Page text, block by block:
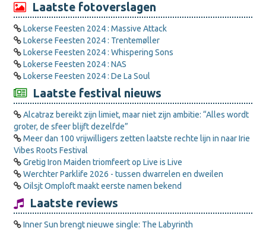
Laatste fotoverslagen
Lokerse Feesten 2024 : Massive Attack
Lokerse Feesten 2024 : Trentemøller
Lokerse Feesten 2024 : Whispering Sons
Lokerse Feesten 2024 : NAS
Lokerse Feesten 2024 : De La Soul
Laatste festival nieuws
Alcatraz bereikt zijn limiet, maar niet zijn ambitie: “Alles wordt
groter, de sfeer blijft dezelfde”
Meer dan 100 vrijwilligers zetten laatste rechte lijn in naar Irie
Vibes Roots Festival
Gretig Iron Maiden triomfeert op Live is Live
Werchter Parklife 2026 - tussen dwarrelen en dweilen
Oilsjt Omploft maakt eerste namen bekend
Laatste reviews
Inner Sun brengt nieuwe single: The Labyrinth